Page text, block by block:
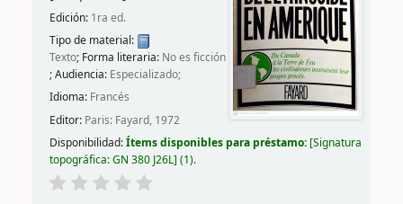
Edición: 1ra ed.
Tipo de material:
Texto; Forma literaria: No es ficción
; Audiencia: Especializado;
Idioma: Francés
Editor: Paris: Fayard, 1972
Disponibilidad:Ítems disponibles para préstamo: Signatura
topográfica:GN 380 J26L (1).